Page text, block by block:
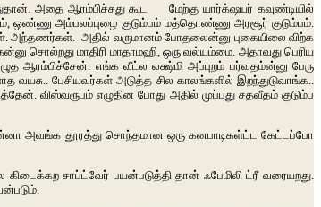
அதை ஆரம்பிச்சது கூட மேற்கு யார்க்‌ஷயர் கவுண்டியில்
ஒண்ணு அம்பலப்புழை குடும்பம் மத்தொண்ணு அரசூர் குடும்பம்.
அந்தணர்கள். அதில் வருமானம் போதலைன்னு புகையிலை விற்க
சொல்றது மாதிரி மாதாமஹி, ஒரு வல்யம்மை. அதாவது பெரிய
ஆரம்பிச்சேன். எங்க வீட்ல லக்ஷ்மி அப்புறம் பர்வதம்ன்னு பேரு
பேசியவர்கள் அடுத்த சில காலங்களில் இறந்துடுவாங்க..
விஸ்வரூபம் எழுதின போது அதில் முப்பது சதவீதம் குடும்ப
அவங்க தூரத்து சொந்தமான ஒரு கனபாடிகள்ட்ட கேட்டப்போ
சாப்ட்வேர் பயன்படுத்தி தான் ஃபேமிலி ட்ரீ வரையறது.